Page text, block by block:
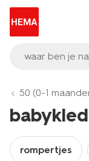
waar ben je
50 (0-1
rompertjes